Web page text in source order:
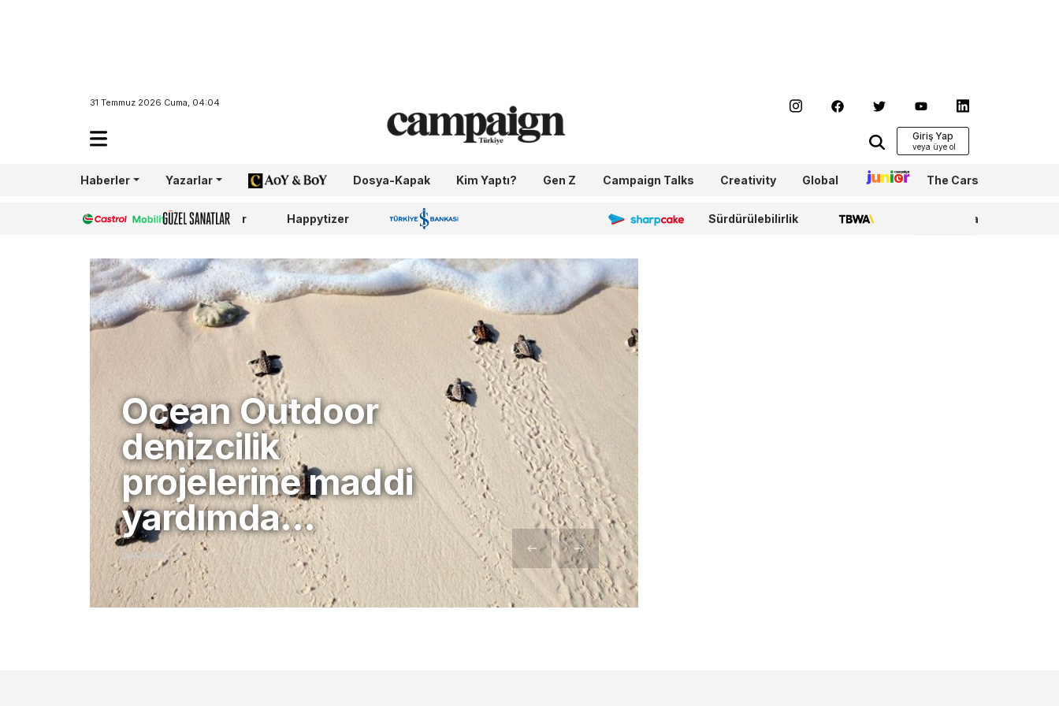
31 Temmuz 2026 Cuma, 04:04
Giriş Yap
Haberler Yazarlar AoY/BoY Dosya-Kapak Kim Yaptı? Gen Z Campaign Talks Creativity Global Junior The Cars
Castrol Güzel Sanatlar Happytizer İş Bankası 100.Yıl Sharpcake Sürdürülebilirlik TBWA WPP Media
Ocean Outdoor
denizcilik
projelerine maddi
yardımda…
DAHA FAZLA